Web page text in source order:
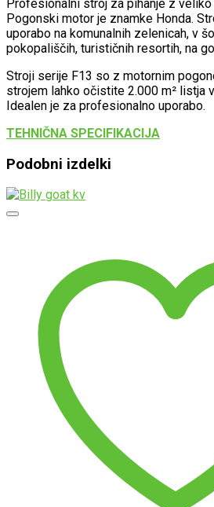
Profesionalni stroj za pihanje z
Pogonski motor je znamke Honda.
uporabo na komunalnih zelenicah, v
pokopališčih, turističnih resortih, na
Stroji serije F13 so z motornim
strojem lahko očistite 2.000 m² listja
Idealen je za profesionalno uporabo.
TEHNIČNA SPECIFIKACIJA
Podobni izdelki